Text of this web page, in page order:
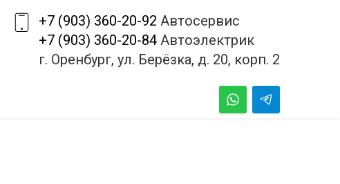
+7 (903) 360-20-92 Автосервис
+7 (903) 360-20-84 Автоэлектрик
г. Оренбург, ул. Берёзка, д. 20, корп. 2